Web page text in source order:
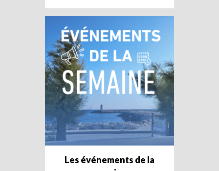
Les événements de la